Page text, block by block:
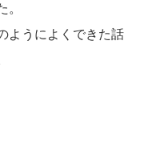
ようによくできた話